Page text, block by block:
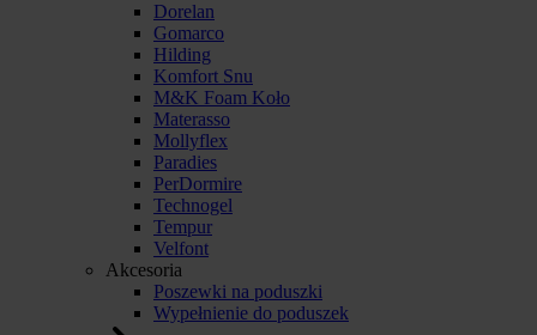
Dorelan
Gomarco
Hilding
Komfort Snu
M&K Foam Koło
Materasso
Mollyflex
Paradies
PerDormire
Technogel
Tempur
Velfont
Akcesoria
Poszewki na poduszki
Wypełnienie do poduszek